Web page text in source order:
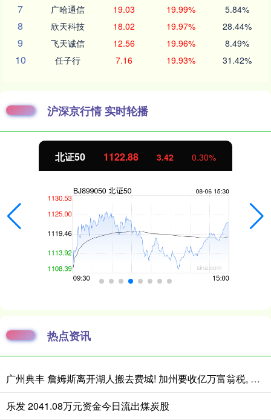
7 广哈通信 19.03 19.99% 5.84%
8 欣天科技 18.02 19.97% 28.44%
9 飞天诚信 12.56 19.96% 8.49%
10 任子行 7.16 19.93% 31.42%
沪深京行情 实时轮播
北证50 1122.88 3.42 0.30%
热点资讯
广州典丰 詹姆斯离开湖人搬去费城! 加州要收亿万富翁税, 搬走也白搭?
乐发 2041.08万元资金今日流出煤炭股